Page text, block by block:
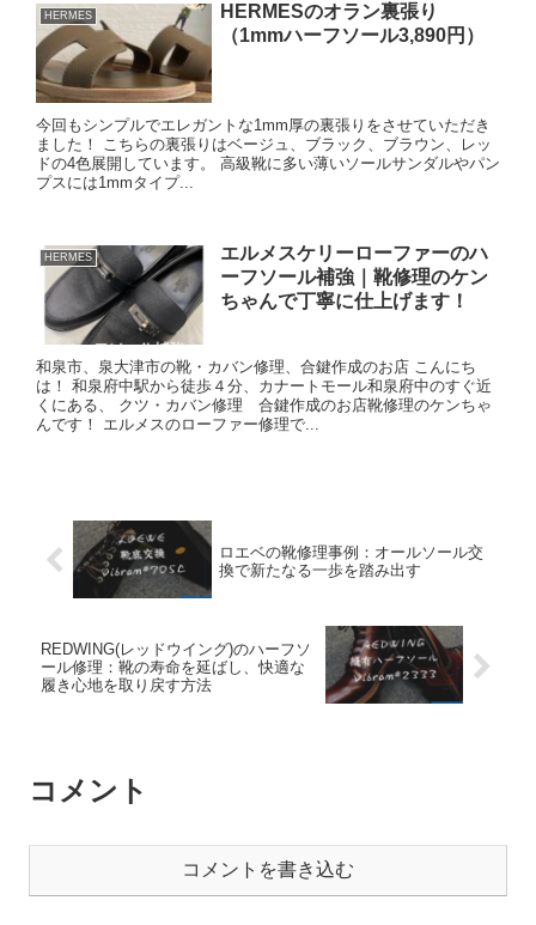
HERMES
HERMESのオラン裏張り
（1mmハーフソール3,890円）
今回もシンプルでエレガントな1mm厚の裏張りをさせていただき
ました！ こちらの裏張りはベージュ、ブラック、ブラウン、レッ
ドの4色展開しています。 高級靴に多い薄いソールサンダルやパン
プスには1mmタイプ...
HERMES
エルメスケリーローファーのハ
ーフソール補強｜靴修理のケン
ちゃんで丁寧に仕上げます！
和泉市、泉大津市の靴・カバン修理、合鍵作成のお店 こんにち
は！ 和泉府中駅から徒歩４分、カナートモール和泉府中のすぐ近
くにある、 クツ・カバン修理 合鍵作成のお店靴修理のケンちゃ
んです！ エルメスのローファー修理で...
ロエベの靴修理事例：オールソール交
換で新たなる一歩を踏み出す
REDWING(レッドウイング)のハーフソ
ール修理：靴の寿命を延ばし、快適な
履き心地を取り戻す方法
コメント
コメントを書き込む